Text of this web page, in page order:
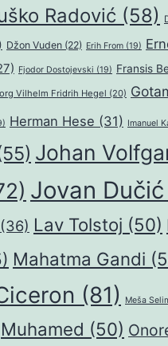
Radović (58)
Džon Vuden (22) Erih From (19)
Fjodor Dostojevski (19) Fransis
Vilhelm Fridrih Hegel (20)
Herman Hese (31) Imanuel
Johan
Jovan Dučić
(36) Lav Tolstoj (50)
Mahatma Gandi
(81) Meša
Muhamed (50)